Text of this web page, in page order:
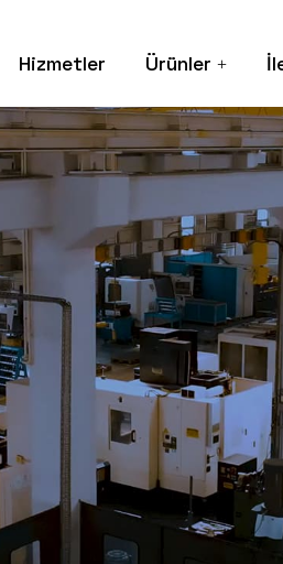
Hizmetler Ürünler